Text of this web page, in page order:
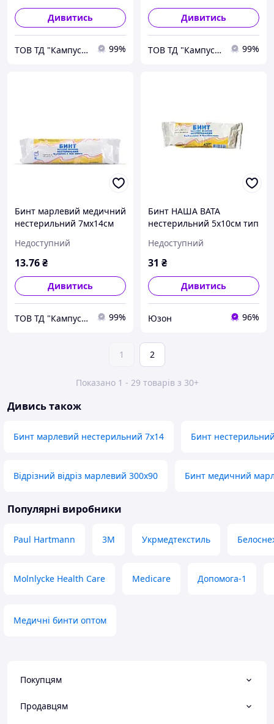
Дивитись
ТОВ ТД "Кампус Коттон Клаб" 99%
Дивитись
ТОВ ТД "Кампус Коттон Клаб" 99%
Бинт марлевий медичний
нестерильний 7мх14см
Недоступний
13.76₴
Дивитись
ТОВ ТД "Кампус Коттон Клаб" 99%
Бинт НАША ВАТА
нестерильний 5х10см тип
Недоступний
31 ₴
Дивитись
Юзон 96%
1 2
Показано 1 - 29 товарів з 30+
Дивись також
Бинт марлевий нестерильний 7х14 Бинт
Відрізний відріз марлевий 300х90 Бинт медичний
Популярні виробники
Paul Hartmann 3М Укрмедтекстиль
Molnlycke Health Care Medicare Допомога-1
Медичні бинти оптом
Покупцям
Продавцям